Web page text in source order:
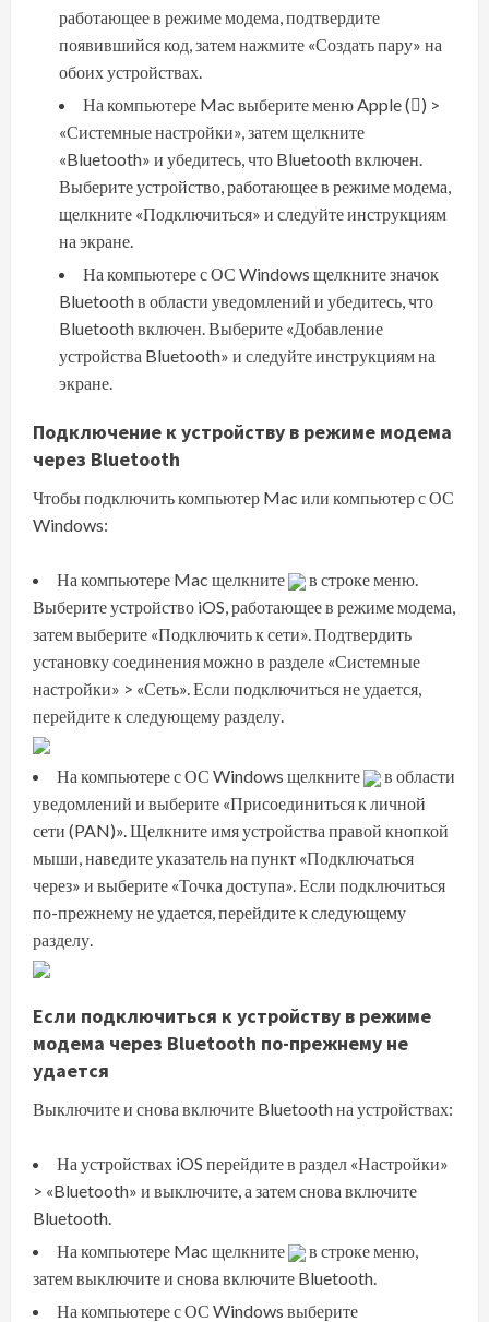
работающее в режиме модема, подтвердите
появившийся код, затем нажмите «Создать пару» на
обоих устройствах.
На компьютере Mac выберите меню Apple () >
«Системные настройки», затем щелкните
«Bluetooth» и убедитесь, что Bluetooth включен.
Выберите устройство, работающее в режиме модема,
щелкните «Подключиться» и следуйте инструкциям
на экране.
На компьютере с ОС Windows щелкните значок
Bluetooth в области уведомлений и убедитесь, что
Bluetooth включен. Выберите «Добавление
устройства Bluetooth» и следуйте инструкциям на
экране.
Подключение к устройству в режиме модема
через Bluetooth
Чтобы подключить компьютер Mac или компьютер с ОС
Windows:
На компьютере Mac щелкните
в строке меню.
Выберите устройство iOS, работающее в режиме модема,
затем выберите «Подключить к сети». Подтвердить
установку соединения можно в разделе «Системные
настройки» > «Сеть». Если подключиться не удается,
перейдите к следующему разделу.
На компьютере с ОС Windows щелкните
в области
уведомлений и выберите «Присоединиться к личной
сети (PAN)». Щелкните имя устройства правой кнопкой
мыши, наведите указатель на пункт «Подключаться
через» и выберите «Точка доступа». Если подключиться
по-прежнему не удается,перейдите к следующему
разделу.
Если подключиться к устройству в режиме
модема через Bluetooth по-прежнему не
удается
Выключите и снова включите Bluetooth на устройствах:
На устройствах iOS перейдите в раздел «Настройки»
> «Bluetooth» и выключите, а затем снова включите
Bluetooth.
На компьютере Mac щелкните
в строке меню,
затем выключите и снова включите Bluetooth.
На компьютере с ОС Windows выберите